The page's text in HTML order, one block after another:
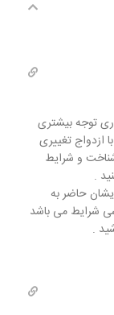
توجه بیشتری
ازدواج تغییری
و شرایط
.
حاضر به
شرایط می باشد
.